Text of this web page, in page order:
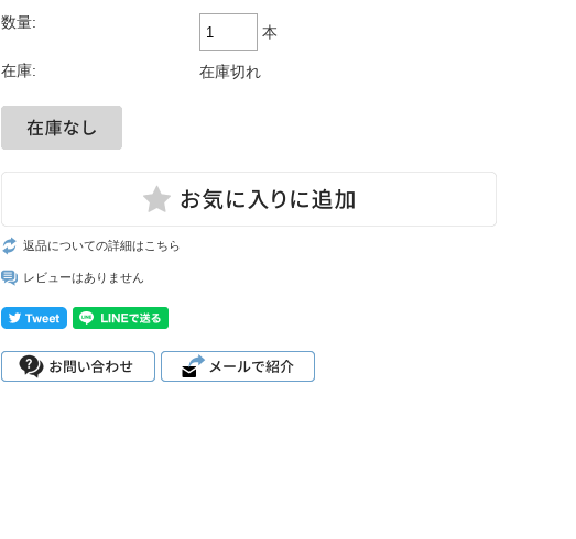
数量:
本
在庫: 在庫切れ
返品についての詳細はこちら
レビューはありません